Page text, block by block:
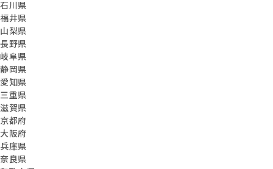
石川県
福井県
山梨県
長野県
岐阜県
静岡県
愛知県
三重県
滋賀県
京都府
大阪府
兵庫県
奈良県